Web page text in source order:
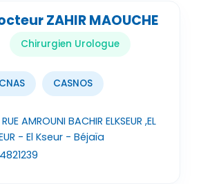
ZAHIR MAOUCHE
Chirurgien Urologue
CNAS CASNOS
AMROUNI BACHIR ELKSEUR ,EL
- El Kseur - Béjaïa